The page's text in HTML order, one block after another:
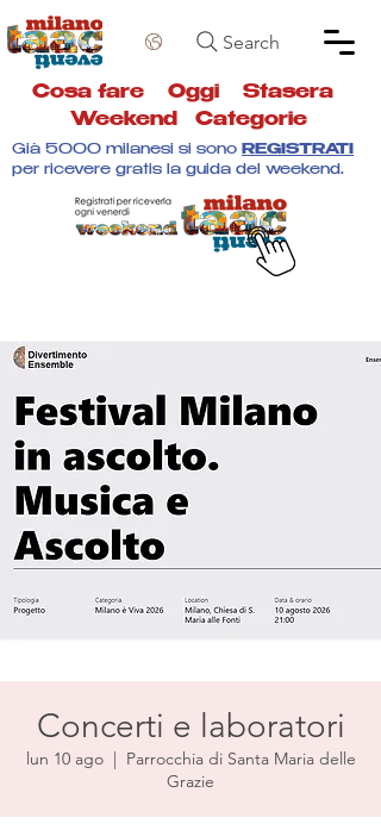
Search
Cosa fare Oggi Stasera
Weekend
Categorie
Già 5000 milanesi si sono REGISTRATI
per ricevere gratis la guida del weekend.
Concerti e laboratori
lun 10 ago
  |
Parrocchia di Santa Maria delle
Grazie